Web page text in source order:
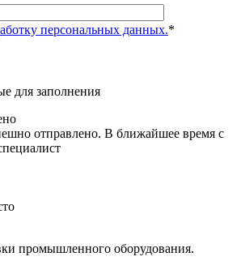
персональных данных.*
для заполнения
отправлено. В ближайшее время с
промышленного оборудования.